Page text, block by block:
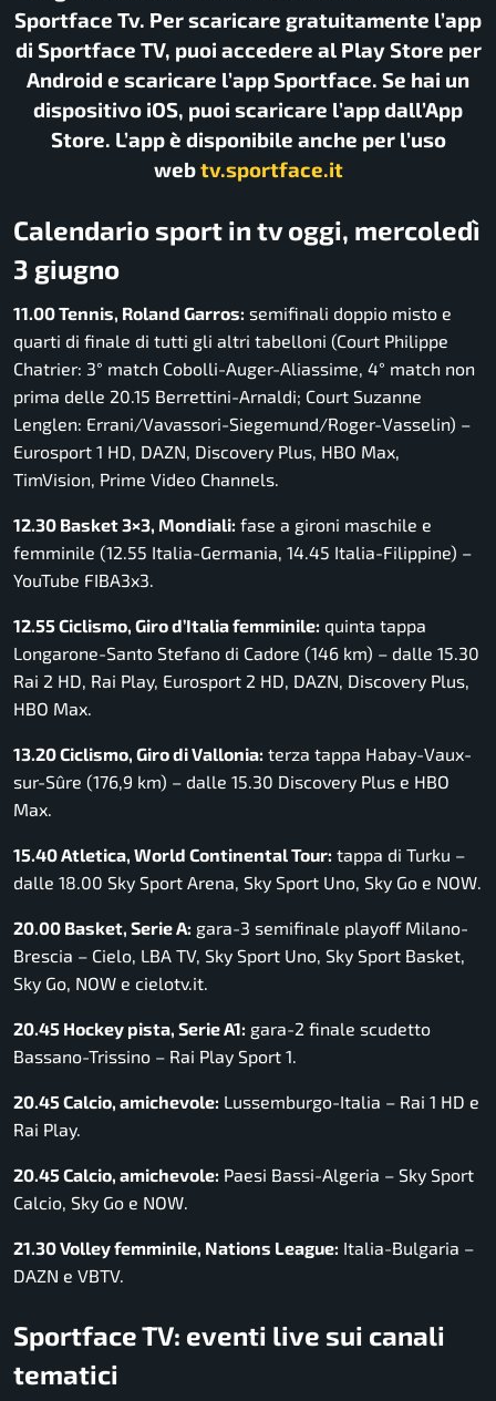
Sportface Tv. Per scaricare gratuitamente l’app
di Sportface TV, puoi accedere al Play Store per
Android e scaricare l’app Sportface. Se hai un
dispositivo iOS, puoi scaricare l’app dall’App
Store. L’app è disponibile anche per l’uso
webtv.sportface.it
Calendario sport in tv oggi, mercoledì
3 giugno
11.00 Tennis, Roland Garros: semifinali doppio misto e
quarti di finale di tutti gli altri tabelloni (Court Philippe
Chatrier: 3° match Cobolli-Auger-Aliassime, 4° match non
prima delle 20.15 Berrettini-Arnaldi; Court Suzanne
Lenglen: Errani/Vavassori-Siegemund/Roger-Vasselin) –
Eurosport 1 HD, DAZN, Discovery Plus, HBO Max,
TimVision, Prime Video Channels.
12.30 Basket 3×3, Mondiali: fase a gironi maschile e
femminile (12.55 Italia-Germania, 14.45 Italia-Filippine) –
YouTube FIBA3x3.
12.55 Ciclismo, Giro d’Italia femminile: quinta tappa
Longarone-Santo Stefano di Cadore (146 km) – dalle 15.30
Rai 2 HD, Rai Play, Eurosport 2 HD, DAZN, Discovery Plus,
HBO Max.
13.20 Ciclismo, Giro di Vallonia: terza tappa Habay-Vaux-
sur-Sûre (176,9 km) – dalle 15.30 Discovery Plus e HBO
Max.
15.40 Atletica, World Continental Tour: tappa di Turku –
dalle 18.00 Sky Sport Arena, Sky Sport Uno, Sky Go e NOW.
20.00 Basket, Serie A: gara-3 semifinale playoff Milano-
Brescia – Cielo, LBA TV, Sky Sport Uno, Sky Sport Basket,
Sky Go, NOW e cielotv.it.
20.45 Hockey pista, Serie A1: gara-2 finale scudetto
Bassano-Trissino – Rai Play Sport 1.
20.45 Calcio, amichevole: Lussemburgo-Italia – Rai 1 HD e
Rai Play.
20.45 Calcio, amichevole: Paesi Bassi-Algeria – Sky Sport
Calcio, Sky Go e NOW.
21.30 Volley femminile, Nations League: Italia-Bulgaria –
DAZN e VBTV.
Sportface TV: eventi live sui canali
tematici